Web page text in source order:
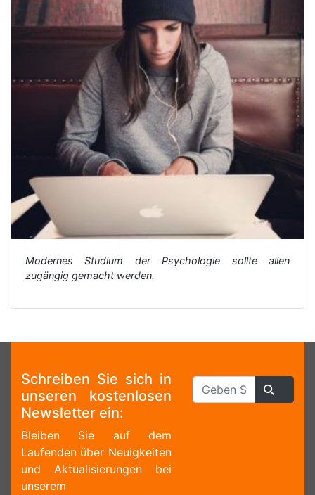
Modernes Studium der Psychologie sollte allen
zugängig gemacht werden.
Schreiben Sie sich in
unseren kostenlosen
Newsletter ein:
Bleiben Sie auf dem
Laufenden über Neuigkeiten
und Aktualisierungen bei
unserem